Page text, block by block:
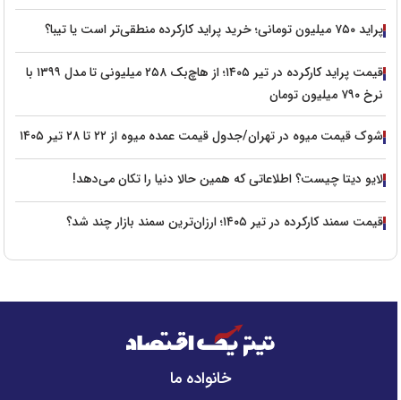
پراید ۷۵۰ میلیون تومانی؛ خرید پراید کارکرده منطقی‌تر است یا تیبا؟
قیمت پراید کارکرده در تیر ۱۴۰۵؛ از هاچ‌بک ۲۵۸ میلیونی تا مدل ۱۳۹۹ با
نرخ ۷۹۰ میلیون تومان
شوک قیمت میوه در تهران/جدول قیمت عمده میوه از ۲۲ تا ۲۸ تیر ۱۴۰۵
لایو دیتا چیست؟ اطلاعاتی که همین حالا دنیا را تکان می‌دهد!
قیمت سمند کارکرده در تیر ۱۴۰۵؛ ارزان‌ترین سمند بازار چند شد؟
خانواده ما